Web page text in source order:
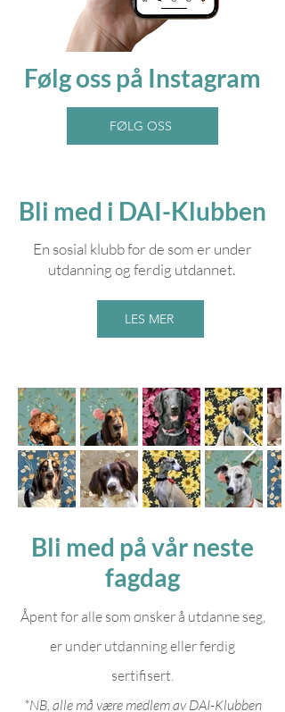
Følg oss på Instagram
FØLG OSS
Bli med i DAI-Klubben
En sosial klubb for de som er under
utdanning og ferdig utdannet.
LES MER
Bli med på vår neste
fagdag
Åpent for alle som ønsker å utdanne seg,
er under utdanning eller ferdig
sertifisert.
*NB, alle må være medlem av DAI-Klubben